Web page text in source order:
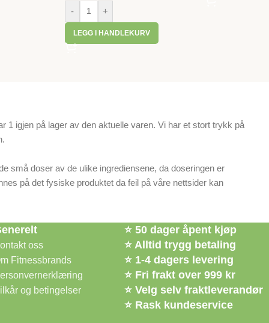
-
+
LEGG I HANDLEKURV
igjen på lager av den aktuelle varen. Vi har et stort trykk på
små doser av de ulike ingrediensene, da doseringen er
på det fysiske produktet da feil på våre nettsider kan
oss
Fitnessbrands
og betingelser
⭐ 50 dager åpent kjøp
⭐ Alltid trygg betaling
⭐ 1-4 dagers levering
⭐ Fri frakt over 999 kr
⭐ Velg selv fraktleverandør
⭐ Rask kundeservice